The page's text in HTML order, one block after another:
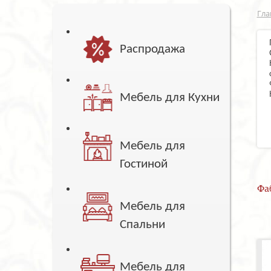
Распродажа
Мебель для Кухни
Мебель для
Гостиной
Мебель для
Спальни
Мебель для